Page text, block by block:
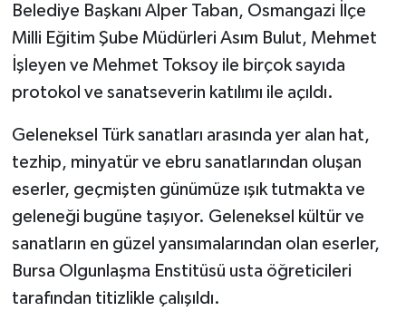
Belediye Başkanı Alper Taban, Osmangazi İlçe
Milli Eğitim Şube Müdürleri Asım Bulut, Mehmet
İşleyen ve Mehmet Toksoy ile birçok sayıda
protokol ve sanatseverin katılımı ile açıldı.
Geleneksel Türk sanatları arasında yer alan hat,
tezhip, minyatür ve ebru sanatlarından oluşan
eserler, geçmişten günümüze ışık tutmakta ve
geleneği bugüne taşıyor. Geleneksel kültür ve
sanatların en güzel yansımalarından olan eserler,
Bursa Olgunlaşma Enstitüsü usta öğreticileri
tarafından titizlikle çalışıldı.